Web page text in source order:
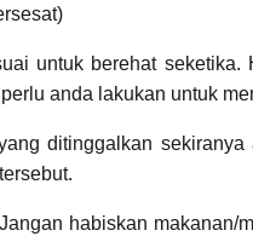
untuk berehat
anda lakukan untuk
ditinggalkan
habiskan